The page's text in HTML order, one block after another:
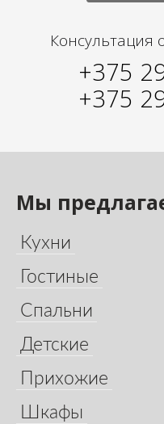
Консультация
+375
+375
Мы
Кухни
Гостиные
Спальни
Детские
Прихожие
Шкафы